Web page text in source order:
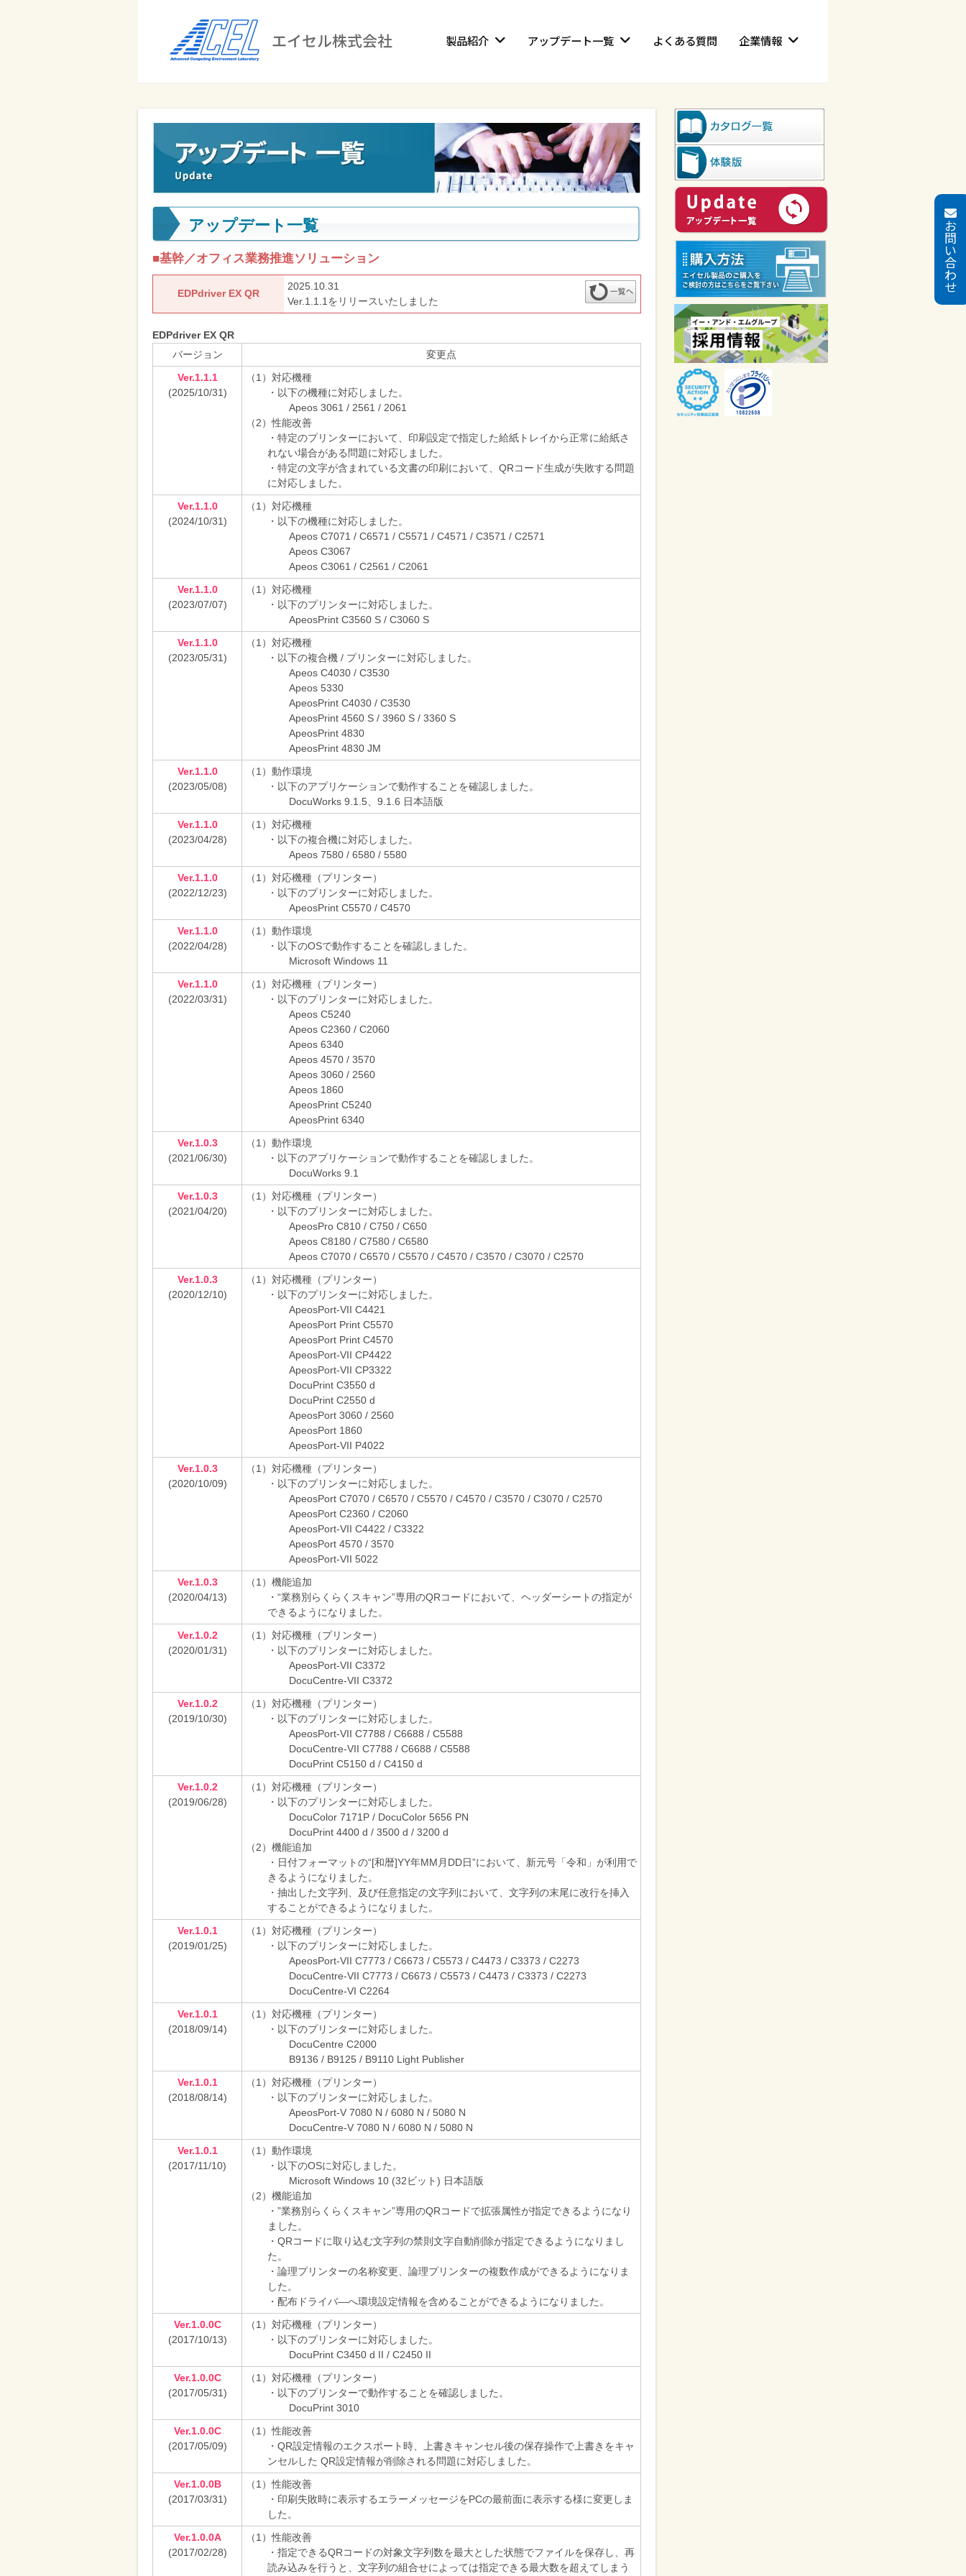
株式会社
ネ
ス
の
率
化
と
ト
削
減
を
支
製品紹介 アップデート一覧 よくある質問 企業情報
お
問
い
合
わ
せ
アップデート一覧
■基幹／オフィス業務推進ソリューション
EDPdriver EX QR
2025.10.31
Ver.1.1.1をリリースいたしました
EDPdriver EX QR
バージョン
変更点
Ver.1.1.1
(2025/10/31)
（1）対応機種
・以下の機種に対応しました。
Apeos 3061 / 2561 / 2061
（2）性能改善
・特定のプリンターにおいて、印刷設定で指定した給紙トレイから正常に給紙さ
れない場合がある問題に対応しました。
・特定の文字が含まれている文書の印刷において、QRコード生成が失敗する問題
に対応しました。
Ver.1.1.0
(2024/10/31)
（1）対応機種
・以下の機種に対応しました。
Apeos C7071 / C6571 / C5571 / C4571 / C3571 / C2571
Apeos C3067
Apeos C3061 / C2561 / C2061
Ver.1.1.0
(2023/07/07)
（1）対応機種
・以下のプリンターに対応しました。
ApeosPrint C3560 S / C3060 S
Ver.1.1.0
(2023/05/31)
（1）対応機種
・以下の複合機 / プリンターに対応しました。
Apeos C4030 / C3530
Apeos 5330
ApeosPrint C4030 / C3530
ApeosPrint 4560 S / 3960 S / 3360 S
ApeosPrint 4830
ApeosPrint 4830 JM
Ver.1.1.0
(2023/05/08)
（1）動作環境
・以下のアプリケーションで動作することを確認しました。
DocuWorks 9.1.5、9.1.6 日本語版
Ver.1.1.0
(2023/04/28)
（1）対応機種
・以下の複合機に対応しました。
Apeos 7580 / 6580 / 5580
Ver.1.1.0
(2022/12/23)
（1）対応機種（プリンター）
・以下のプリンターに対応しました。
ApeosPrint C5570 / C4570
Ver.1.1.0
(2022/04/28)
（1）動作環境
・以下のOSで動作することを確認しました。
Microsoft Windows 11
Ver.1.1.0
(2022/03/31)
（1）対応機種（プリンター）
・以下のプリンターに対応しました。
Apeos C5240
Apeos C2360 / C2060
Apeos 6340
Apeos 4570 / 3570
Apeos 3060 / 2560
Apeos 1860
ApeosPrint C5240
ApeosPrint 6340
Ver.1.0.3
(2021/06/30)
（1）動作環境
・以下のアプリケーションで動作することを確認しました。
DocuWorks 9.1
Ver.1.0.3
(2021/04/20)
（1）対応機種（プリンター）
・以下のプリンターに対応しました。
ApeosPro C810 / C750 / C650
Apeos C8180 / C7580 / C6580
Apeos C7070 / C6570 / C5570 / C4570 / C3570 / C3070 / C2570
Ver.1.0.3
(2020/12/10)
（1）対応機種（プリンター）
・以下のプリンターに対応しました。
ApeosPort-VII C4421
ApeosPort Print C5570
ApeosPort Print C4570
ApeosPort-VII CP4422
ApeosPort-VII CP3322
DocuPrint C3550 d
DocuPrint C2550 d
ApeosPort 3060 / 2560
ApeosPort 1860
ApeosPort-VII P4022
Ver.1.0.3
(2020/10/09)
（1）対応機種（プリンター）
・以下のプリンターに対応しました。
ApeosPort C7070 / C6570 / C5570 / C4570 / C3570 / C3070 / C2570
ApeosPort C2360 / C2060
ApeosPort-VII C4422 / C3322
ApeosPort 4570 / 3570
ApeosPort-VII 5022
Ver.1.0.3
(2020/04/13)
（1）機能追加
・“業務別らくらくスキャン”専用のQRコードにおいて、ヘッダーシートの指定が
できるようになりました。
Ver.1.0.2
(2020/01/31)
（1）対応機種（プリンター）
・以下のプリンターに対応しました。
ApeosPort-VII C3372
DocuCentre-VII C3372
Ver.1.0.2
(2019/10/30)
（1）対応機種（プリンター）
・以下のプリンターに対応しました。
ApeosPort-VII C7788 / C6688 / C5588
DocuCentre-VII C7788 / C6688 / C5588
DocuPrint C5150 d / C4150 d
Ver.1.0.2
(2019/06/28)
（1）対応機種（プリンター）
・以下のプリンターに対応しました。
DocuColor 7171P / DocuColor 5656 PN
DocuPrint 4400 d / 3500 d / 3200 d
（2）機能追加
・日付フォーマットの“[和暦]YY年MM月DD日”において、新元号「令和」が利用で
きるようになりました。
・抽出した文字列、及び任意指定の文字列において、文字列の末尾に改行を挿入
することができるようになりました。
Ver.1.0.1
(2019/01/25)
（1）対応機種（プリンター）
・以下のプリンターに対応しました。
ApeosPort-VII C7773 / C6673 / C5573 / C4473 / C3373 / C2273
DocuCentre-VII C7773 / C6673 / C5573 / C4473 / C3373 / C2273
DocuCentre-VI C2264
Ver.1.0.1
(2018/09/14)
（1）対応機種（プリンター）
・以下のプリンターに対応しました。
DocuCentre C2000
B9136 / B9125 / B9110 Light Publisher
Ver.1.0.1
(2018/08/14)
（1）対応機種（プリンター）
・以下のプリンターに対応しました。
ApeosPort-V 7080 N / 6080 N / 5080 N
DocuCentre-V 7080 N / 6080 N / 5080 N
Ver.1.0.1
(2017/11/10)
（1）動作環境
・以下のOSに対応しました。
Microsoft Windows 10 (32ビット) 日本語版
（2）機能追加
・”業務別らくらくスキャン”専用のQRコードで拡張属性が指定できるようになり
ました。
・QRコードに取り込む文字列の禁則文字自動削除が指定できるようになりまし
た。
・論理プリンターの名称変更、論理プリンターの複数作成ができるようになりま
した。
・配布ドライバ―へ環境設定情報を含めることができるようになりました。
Ver.1.0.0C
(2017/10/13)
（1）対応機種（プリンター）
・以下のプリンターに対応しました。
DocuPrint C3450 d II / C2450 II
Ver.1.0.0C
(2017/05/31)
（1）対応機種（プリンター）
・以下のプリンターで動作することを確認しました。
DocuPrint 3010
Ver.1.0.0C
(2017/05/09)
（1）性能改善
・QR設定情報のエクスポート時、上書きキャンセル後の保存操作で上書きをキャ
ンセルした QR設定情報が削除される問題に対応しました。
Ver.1.0.0B
(2017/03/31)
（1）性能改善
・印刷失敗時に表示するエラーメッセージをPCの最前面に表示する様に変更しま
した。
Ver.1.0.0A
(2017/02/28)
（1）性能改善
・指定できるQRコードの対象文字列数を最大とした状態でファイルを保存し、再
読み込みを行うと、文字列の組合せによっては指定できる最大数を超えてしまう